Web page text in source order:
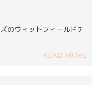
のウィットフィールドチ
READ MORE